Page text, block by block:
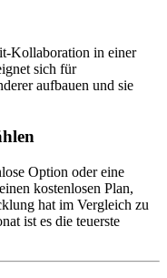
Kollaboration in einer
sich für
aufbauen und sie
Option oder eine
kostenlosen Plan,
hat im Vergleich zu
ist es die teuerste